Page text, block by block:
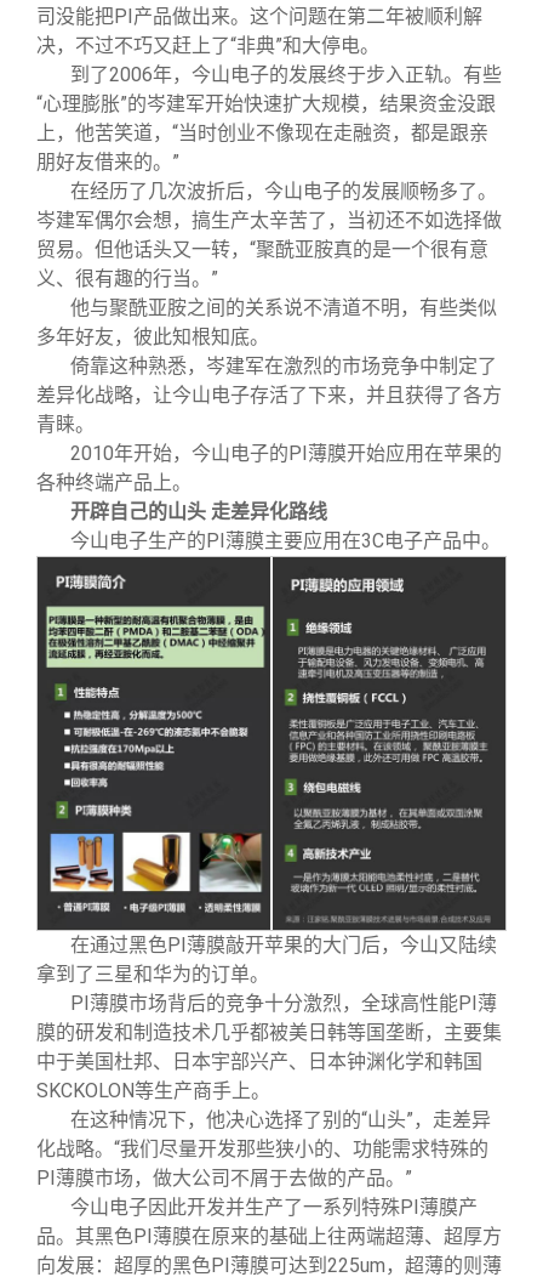
司没能把PI产品做出来。这个问题在第二年被顺利解
决，不过不巧又赶上了“非典”和大停电。
到了2006年，今山电子的发展终于步入正轨。有些
“心理膨胀”的岑建军开始快速扩大规模，结果资金没跟
上，他苦笑道，“当时创业不像现在走融资，都是跟亲
朋好友借来的。”
在经历了几次波折后，今山电子的发展顺畅多了。
岑建军偶尔会想，搞生产太辛苦了，当初还不如选择做
贸易。但他话头又一转，“聚酰亚胺真的是一个很有意
义、很有趣的行当。”
他与聚酰亚胺之间的关系说不清道不明，有些类似
多年好友，彼此知根知底。
倚靠这种熟悉，岑建军在激烈的市场竞争中制定了
差异化战略，让今山电子存活了下来，并且获得了各方
青睐。
2010年开始，今山电子的PI薄膜开始应用在苹果的
各种终端产品上。
开辟自己的山头 走差异化路线
今山电子生产的PI薄膜主要应用在3C电子产品中。
在通过黑色PI薄膜敲开苹果的大门后，今山又陆续
拿到了三星和华为的订单。
PI薄膜市场背后的竞争十分激烈，全球高性能PI薄
膜的研发和制造技术几乎都被美日韩等国垄断，主要集
中于美国杜邦、日本宇部兴产、日本钟渊化学和韩国
SKCKOLON等生产商手上。
在这种情况下，他决心选择了别的“山头”，走差异
化战略。“我们尽量开发那些狭小的、功能需求特殊的
PI薄膜市场，做大公司不屑于去做的产品。”
今山电子因此开发并生产了一系列特殊PI薄膜产
品。其黑色PI薄膜在原来的基础上往两端超薄、超厚方
向发展：超厚的黑色PI薄膜可达到225um，超薄的则薄